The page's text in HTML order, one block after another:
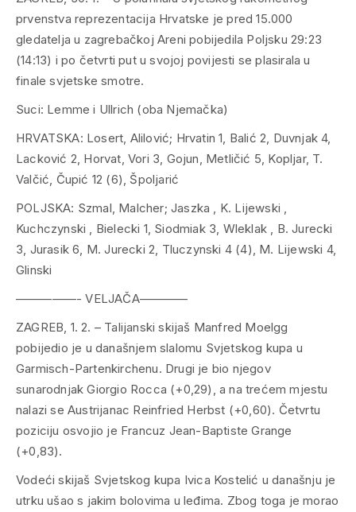
prvenstva reprezentacija Hrvatske je pred 15.000
gledatelja u zagrebačkoj Areni pobijedila Poljsku 29:23
(14:13) i po četvrti put u svojoj povijesti se plasirala u
finale svjetske smotre.
Suci: Lemme i Ullrich (oba Njemačka)
HRVATSKA: Losert, Alilović; Hrvatin 1, Balić 2, Duvnjak 4,
Lacković 2, Horvat, Vori 3, Gojun, Metličić 5, Kopljar, T.
Valčić, Čupić 12 (6), Špoljarić
POLJSKA: Szmal, Malcher; Jaszka , K. Lijewski ,
Kuchczynski , Bielecki 1, Siodmiak 3, Wleklak , B. Jurecki
3, Jurasik 6, M. Jurecki 2, Tluczynski 4 (4), M. Lijewski 4,
Glinski
—————- VELJAČA————
ZAGREB, 1. 2. – Talijanski skijaš Manfred Moelgg
pobijedio je u današnjem slalomu Svjetskog kupa u
Garmisch-Partenkirchenu. Drugi je bio njegov
sunarodnjak Giorgio Rocca (+0,29), a na trećem mjestu
nalazi se Austrijanac Reinfried Herbst (+0,60). Četvrtu
poziciju osvojio je Francuz Jean-Baptiste Grange
(+0,83).
Vodeći skijaš Svjetskog kupa Ivica Kostelić u današnju je
utrku ušao s jakim bolovima u leđima. Zbog toga je morao